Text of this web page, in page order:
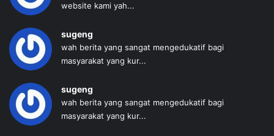
website kami yah...
sugeng
wah berita yang sangat mengedukatif bagi
masyarakat yang kur...
sugeng
wah berita yang sangat mengedukatif bagi
masyarakat yang kur...